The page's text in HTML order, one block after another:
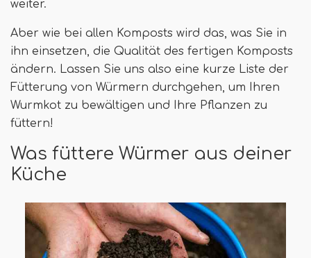
weiter.
Aber wie bei allen Komposts wird das, was Sie in
ihn einsetzen, die Qualität des fertigen Komposts
ändern. Lassen Sie uns also eine kurze Liste der
Fütterung von Würmern durchgehen, um Ihren
Wurmkot zu bewältigen und Ihre Pflanzen zu
füttern!
Was füttere Würmer aus deiner
Küche